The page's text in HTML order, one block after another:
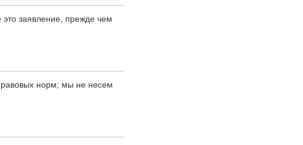
заявление, прежде чем
норм; мы не несем